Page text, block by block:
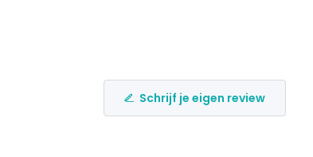
Schrijf je eigen review